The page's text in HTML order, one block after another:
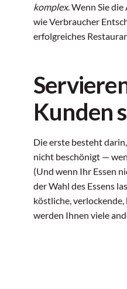
komplex. Wenn Sie
wie Verbraucher
erfolgreiches
Kunden
Die erste besteht
nicht beschönigt —
(Und wenn Ihr Essen
der Wahl des Essens
köstliche,
werden Ihnen viele